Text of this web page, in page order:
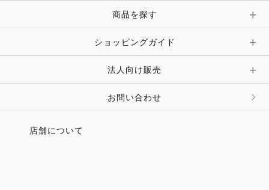
時計・財布・キーケース・革小物
キーホルダー・チャーム・ストラップ
ピン・ブローチ・コサージュ
その他 アクセサリー
商品を探す
ショッピングガイド
法人向け販売
お問い合わせ
店舗について